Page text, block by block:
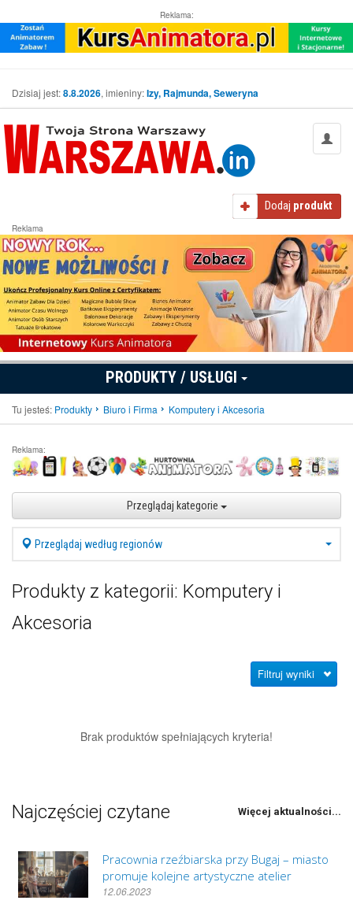
Reklama:
Dzisiaj jest:8.8.2026, imieniny:Izy, Rajmunda, Seweryna
Dodaj produkt
Reklama
PRODUKTY / USŁUGI
Tu jesteś: Produkty Biuro i Firma Komputery i Akcesoria
Reklama:
Przeglądaj kategorie
Przeglądaj według regionów
Produkty z kategorii: Komputery i
Akcesoria
Filtruj wyniki
Brak produktów spełniających kryteria!
Najczęściej czytane Więcej aktualności...
Pracownia rzeźbiarska przy Bugaj – miasto
promuje kolejne artystyczne atelier
12.06.2023